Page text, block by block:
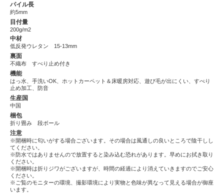
パイル長
約5mm
目付量
200g/m2
中材
低反発ウレタン 15-13mm
裏面
不織布 すべり止め付き
機能
はっ水、手洗いOK、ホットカーペット＆床暖房対応、遊び毛が出にくい、すべり
止め加工、防音
生産国
中国
梱包
折り畳み 段ボール
注意
※開梱時に匂いがする場合ございます。その場合は風通しの良いところで陰干しし
てください。
※防水ではありませんので放置すると染み込む恐れがあります。早めにお拭き取り
ください。
※開梱時は折りジワがございますが、時間の経過により消えていきますのでご安心
ください。
※ご覧のモニターの環境、撮影環境により実物と色味が異なって見える場合が御座
います。